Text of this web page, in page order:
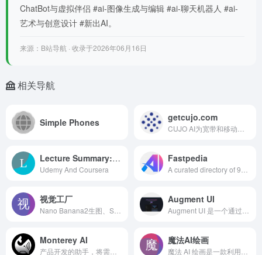
ChatBot与虚拟伴侣 #ai-图像生成与编辑 #ai-聊天机器人 #ai-
艺术与创意设计 #新出AI。
来源：B站导航 · 收录于2026年06月16日
相关导航
Simple Phones getcujo.com
Lecture Summary: Youtube, Udemy And Coursera
Udemy And Coursera
Fastpedia
视觉工厂 Augment UI
Monterey AI 魔法AI绘画